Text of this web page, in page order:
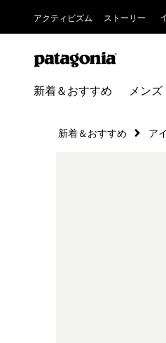
アクティビズム ストーリー
新着＆おすすめ メンズ
新着＆おすすめ ア